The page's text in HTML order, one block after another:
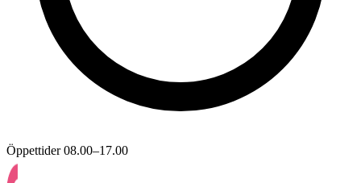
Öppettider 08.00–17.00